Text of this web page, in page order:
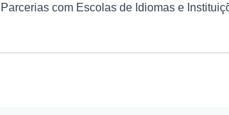
Parcerias com Escolas de Idiomas e